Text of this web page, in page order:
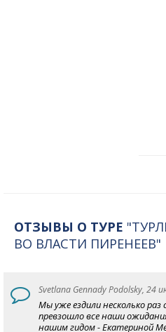
ОТЗЫВЫ О ТУРЕ
ВО ВЛАСТИ ПИРЕНЕЕВ"
Svetlana Gennady Podolsky, 24
Мы уже ездили несколько
превзошло все наши
нашим гидом - Екатериной